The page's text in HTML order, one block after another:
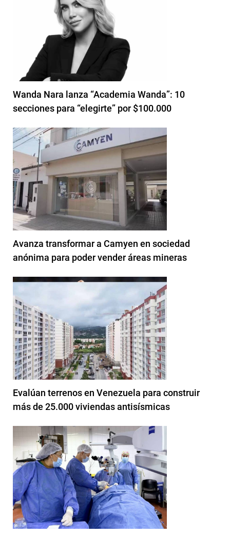
Wanda Nara lanza “Academia Wanda”: 10
secciones para “elegirte” por $100.000
Avanza transformar a Camyen en sociedad
anónima para poder vender áreas mineras
Evalúan terrenos en Venezuela para construir
más de 25.000 viviendas antisísmicas